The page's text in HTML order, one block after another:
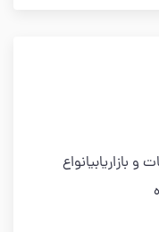
بازاریابیانواع